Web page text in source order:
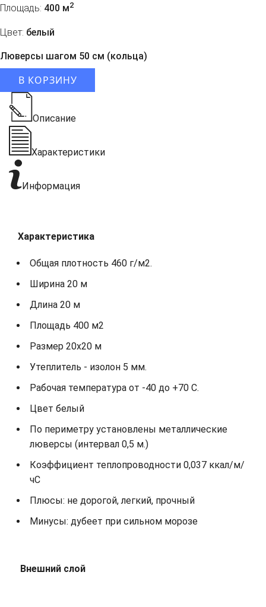
Площадь: 400 м2
Цвет: белый
Люверсы шагом 50 см (кольца)
В КОРЗИНУ
Описание
Характеристики
Информация
Характеристика
Общая плотность 460 г/м2.
Ширина 20 м
Длина 20 м
Площадь 400 м2
Размер 20х20 м
Утеплитель - изолон 5 мм.
Рабочая температура от -40 до +70 С.
Цвет белый
По периметру установлены металлические
люверсы (интервал 0,5 м.)
Коэффициент теплопроводности 0,037 ккал/м/
чС
Плюсы: не дорогой, легкий, прочный
Минусы: дубеет при сильном морозе
Внешний слой